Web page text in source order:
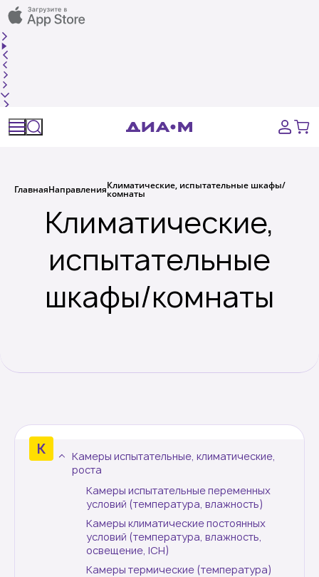
Расходные материалы, пластик, стекло
О компании
Производители
ГлавнаяНаправленияКлиматические, испытательные шкафы/
комнаты
Климатические,
испытательные
шкафы/комнаты
Камеры испытательные, климатические,
роста
Камеры испытательные переменных
условий (температура, влажность)
Камеры климатические постоянных
условий (температура, влажность,
освещение, ICH)
Камеры термические (температура)